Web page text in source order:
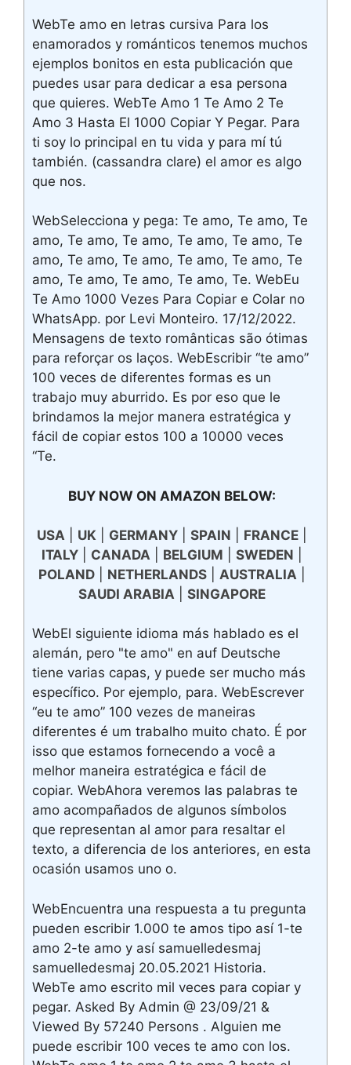
WebTe amo en letras cursiva Para los
enamorados y románticos tenemos muchos
ejemplos bonitos en esta publicación que
puedes usar para dedicar a esa persona
que quieres. WebTe Amo 1 Te Amo 2 Te
Amo 3 Hasta El 1000 Copiar Y Pegar. Para
ti soy lo principal en tu vida y para mí tú
también. (cassandra clare) el amor es algo
que nos.
WebSelecciona y pega: Te amo, Te amo, Te
amo, Te amo, Te amo, Te amo, Te amo, Te
amo, Te amo, Te amo, Te amo, Te amo, Te
amo, Te amo, Te amo, Te amo, Te. WebEu
Te Amo 1000 Vezes Para Copiar e Colar no
WhatsApp. por Levi Monteiro. 17/12/2022.
Mensagens de texto românticas são ótimas
para reforçar os laços. WebEscribir “te amo”
100 veces de diferentes formas es un
trabajo muy aburrido. Es por eso que le
brindamos la mejor manera estratégica y
fácil de copiar estos 100 a 10000 veces
“Te.
BUY NOW ON AMAZON BELOW:
USA UK GERMANY| SPAIN FRANCE|
ITALY| CANADA BELGIUM SWEDEN
POLAND| NETHERLANDS| AUSTRALIA
SAUDI ARABIA
SINGAPORE
WebEl siguiente idioma más hablado es el
alemán, pero "te amo" en auf Deutsche
tiene varias capas, y puede ser mucho más
específico. Por ejemplo, para. WebEscrever
“eu te amo” 100 vezes de maneiras
diferentes é um trabalho muito chato. É por
isso que estamos fornecendo a você a
melhor maneira estratégica e fácil de
copiar. WebAhora veremos las palabras te
amo acompañados de algunos símbolos
que representan al amor para resaltar el
texto, a diferencia de los anteriores, en esta
ocasión usamos uno o.
WebEncuentra una respuesta a tu pregunta
pueden escribir 1.000 te amos tipo así 1-te
amo 2-te amo y así samuelledesmaj
samuelledesmaj 20.05.2021 Historia.
WebTe amo escrito mil veces para copiar y
pegar. Asked By Admin @ 23/09/21 &
Viewed By 57240 Persons . Alguien me
puede escribir 100 veces te amo con los.